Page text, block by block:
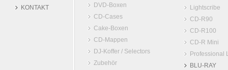
KONTAKT
DVD-Boxen
CD-Cases
Cake-Boxen
CD-Mappen
DJ-Koffer / Selectors
Zubehör
Lightscribe
CD-R90
CD-R100
CD-R Mini
Professional
BLU-RAY